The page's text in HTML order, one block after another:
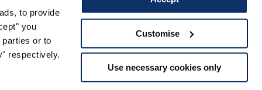
to provide
you
or to
respectively.
Customise
Use necessary cookies only
Cookies Twitter
Spotify